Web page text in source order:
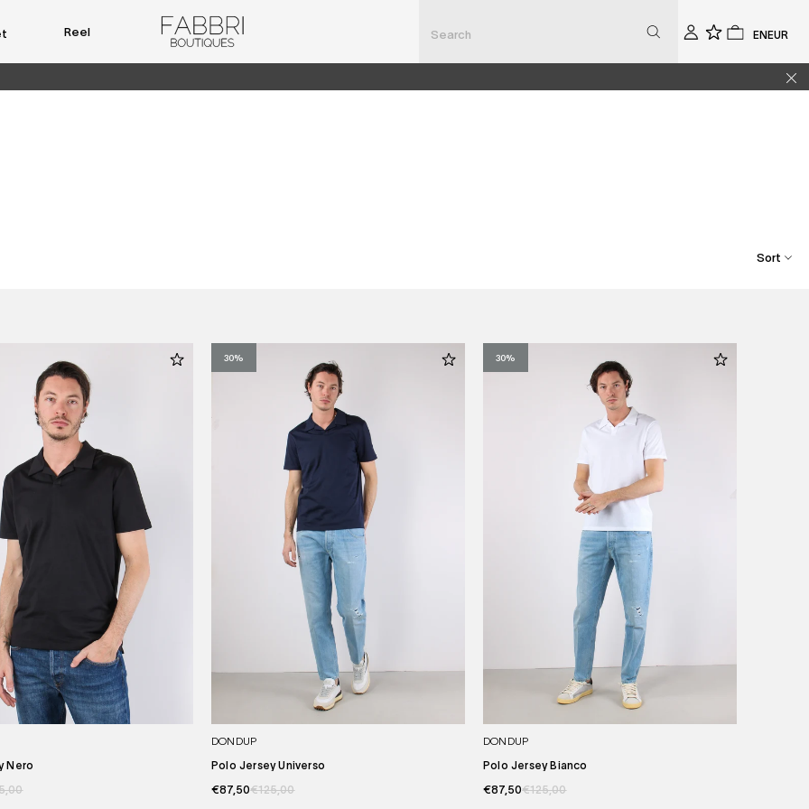
Reel Account
0 0
Select
the
Select
the
Sort
Price, High To Low
Date, New To Old
Nero
30%
DONDUP
Polo Jersey Universo
€87,50€125,00
30%
DONDUP
Polo Jersey Bianco
€87,50€125,00